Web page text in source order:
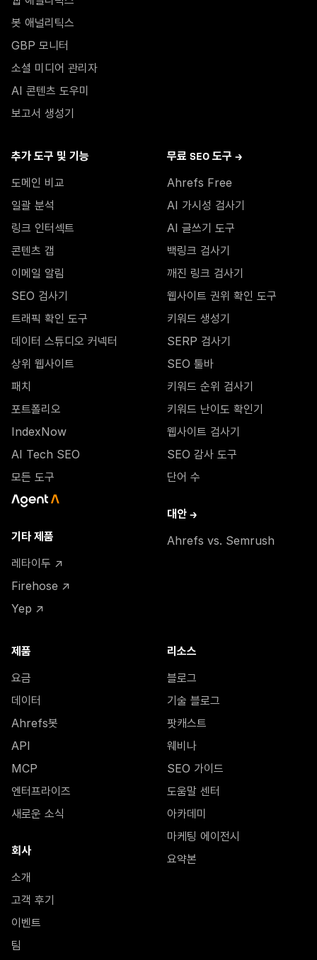
봇 애널리틱스
GBP 모니터
소셜 미디어 관리자
AI 콘텐츠 도우미
보고서 생성기
추가 도구 및 기능
도메인 비교
일괄 분석
링크 인터섹트
콘텐츠 갭
이메일 알림
SEO 검사기
트래픽 확인 도구
데이터 스튜디오 커넥터
상위 웹사이트
패치
포트폴리오
IndexNow
AI Tech SEO
모든 도구
기타 제품
레타이두 ↗
Firehose ↗
Yep ↗
무료 SEO 도구 →
Ahrefs Free
AI 가시성 검사기
AI 글쓰기 도구
백링크 검사기
깨진 링크 검사기
웹사이트 권위 확인 도구
키워드 생성기
SERP 검사기
SEO 툴바
키워드 순위 검사기
키워드 난이도 확인기
웹사이트 검사기
SEO 감사 도구
단어 수
대안 →
Ahrefs vs. Semrush
제품
요금
데이터
Ahrefs봇
API
MCP
엔터프라이즈
새로운 소식
회사
소개
고객 후기
이벤트
팀
리소스
블로그
기술 블로그
팟캐스트
웨비나
SEO 가이드
도움말 센터
아카데미
마케팅 에이전시
요약본